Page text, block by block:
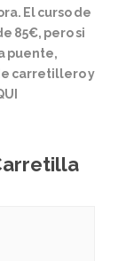
El curso de
85€, pero si
puente,
carretillero y